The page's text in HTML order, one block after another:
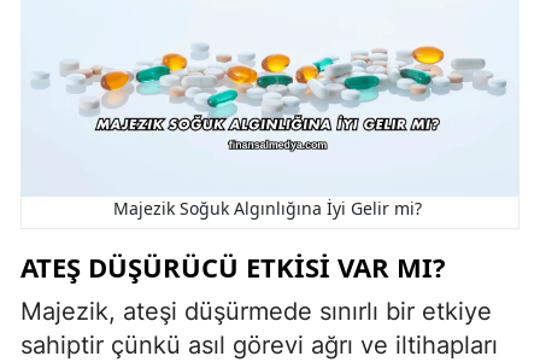
Majezik Soğuk Algınlığına İyi Gelir mi?
ATEŞ DÜŞÜRÜCÜ ETKISI VAR MI?
Majezik, ateşi düşürmede sınırlı bir etkiye
sahiptir çünkü asıl görevi ağrı ve iltihapları